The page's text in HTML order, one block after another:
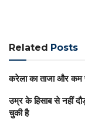
Related Posts
करेला का ताजा और कम
उम्र के हिसाब से नहीं
चुकी है